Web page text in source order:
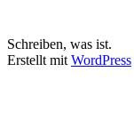
Schreiben, was ist.
Erstellt mit WordPress